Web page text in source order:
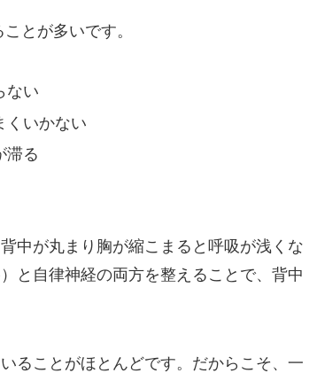
とが多いです。
ない
くいかない
滞る
中が丸まり胸が縮こまると呼吸が浅くな
と自律神経の両方を整えることで、背中
ることがほとんどです。だからこそ、一